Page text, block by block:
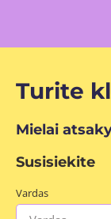
Turite
Mielai
Susisiekite
Vardas